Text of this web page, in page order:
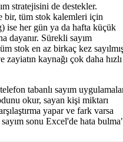
stratejisini de destekler.
bir, tüm stok kalemleri için
ise her gün ya da hafta küçük
dayanır. Sürekli sayım
stok en az birkaç kez
zayiatın kaynağı çok daha hızlı
tabanlı sayım
okur, sayan kişi miktarı
yapar ve fark varsa
sayım sonu Excel'de hata